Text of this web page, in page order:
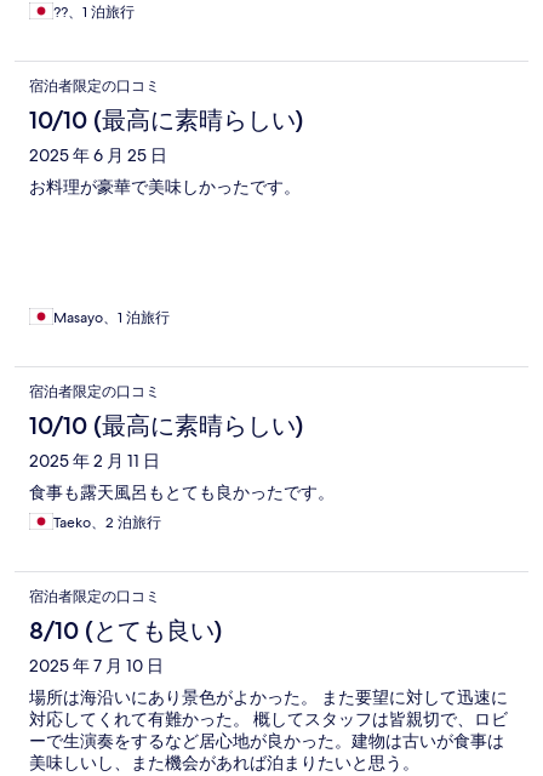
??、1 泊旅行
宿泊者限定の口コミ
10/10 (最高に素晴らしい)
2025 年 6 月 25 日
お料理が豪華で美味しかったです。
Masayo、1 泊旅行
宿泊者限定の口コミ
10/10 (最高に素晴らしい)
2025 年 2 月 11 日
食事も露天風呂もとても良かったです。
Taeko、2 泊旅行
宿泊者限定の口コミ
8/10 (とても良い)
2025 年 7 月 10 日
場所は海沿いにあり景色がよかった。 また要望に対して迅速に
対応してくれて有難かった。 概してスタッフは皆親切で、ロビ
ーで生演奏をするなど居心地が良かった。建物は古いが食事は
美味しいし、また機会があれば泊まりたいと思う。